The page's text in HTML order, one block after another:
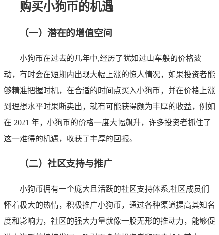
购买小狗币的机遇
（一）潜在的增值空间
小狗币在过去的几年中,经历了犹如过山车般的价格波
动，有时会在短期内出现大幅上涨的惊人情况，如果投资者能
够精准把握时机，在合适的时间点买入小狗币，并在价格上涨
到理想水平时果断卖出，就有可能获得颇为丰厚的收益，例如
在 2021 年，小狗币的价格一度大幅飙升，许多投资者抓住了
这一难得的机遇，收获了丰厚的回报。
（二）社区支持与推广
小狗币拥有一个庞大且活跃的社区支持体系,社区成员们
怀着极大的热情，积极推广小狗币，通过各种渠道提高其知名
度和影响力，社区的强大力量就像一股无形的推动力，能够促